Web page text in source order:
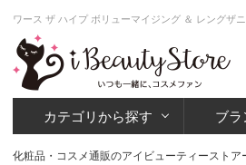
ワース ザ ハイプ ボリューマイジング ＆ レングザ
カテゴリから探す ブラ
化粧品・コスメ通販のアイビューティーストア